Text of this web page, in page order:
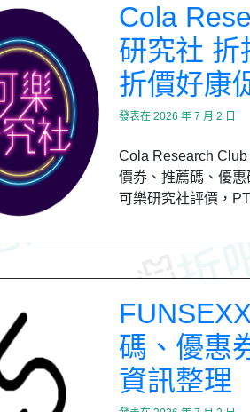
Cola
研究社 折
折價好康
發表在 2026 年 7 月 2 日
Cola Research
價券、推薦碼、優
可樂研究社評價，
碼、優惠
資訊整理